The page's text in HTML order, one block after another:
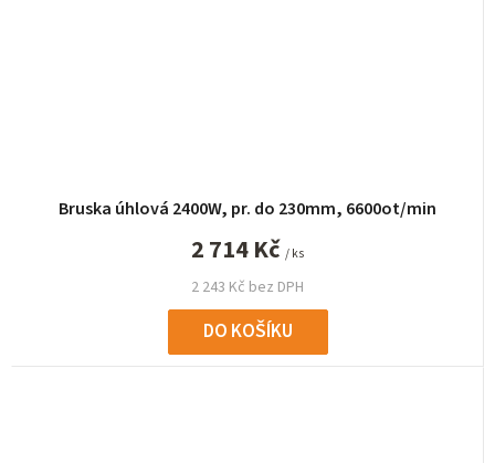
Bruska úhlová 2400W, pr. do 230mm, 6600ot/min
2 243 Kč bez DPH
2 714 Kč / ks
DO KOŠÍKU